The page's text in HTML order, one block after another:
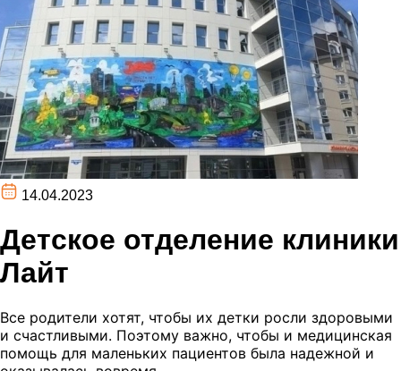
14.04.2023
Детское отделение клиники
Лайт
Все родители хотят, чтобы их детки росли здоровыми
и счастливыми. Поэтому важно, чтобы и медицинская
помощь для маленьких пациентов была надежной и